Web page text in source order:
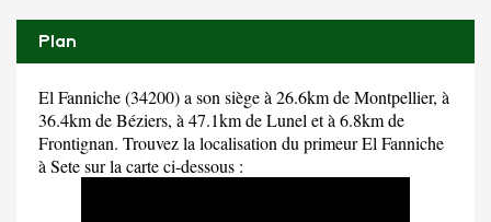
Plan
El Fanniche (34200) a son siège à 26.6km de Montpellier, à
36.4km de Béziers, à 47.1km de Lunel et à 6.8km de
Frontignan. Trouvez la localisation du primeur El Fanniche
à Sete sur la carte ci-dessous :